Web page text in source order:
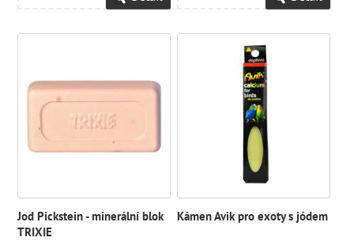
Jod Pickstein - minerální blok
TRIXIE
Kámen Avik pro exoty s jódem